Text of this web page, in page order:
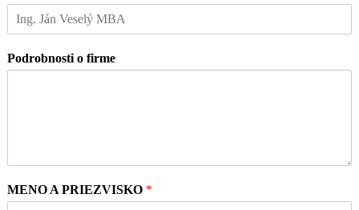
Podrobnosti o firme
MENO A PRIEZVISKO *